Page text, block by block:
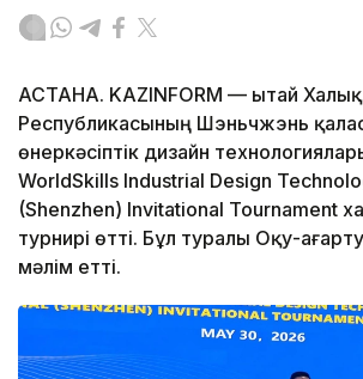
АСТАНА. KAZINFORM — Қытай Халық
Республикасының Шэньчжэнь
өнеркәсіптік дизайн
WorldSkills Industrial Design
(Shenzhen) Invitational Tournament
турнирі өтті. Бұл туралы Оқу-ағарту
мәлім етті.